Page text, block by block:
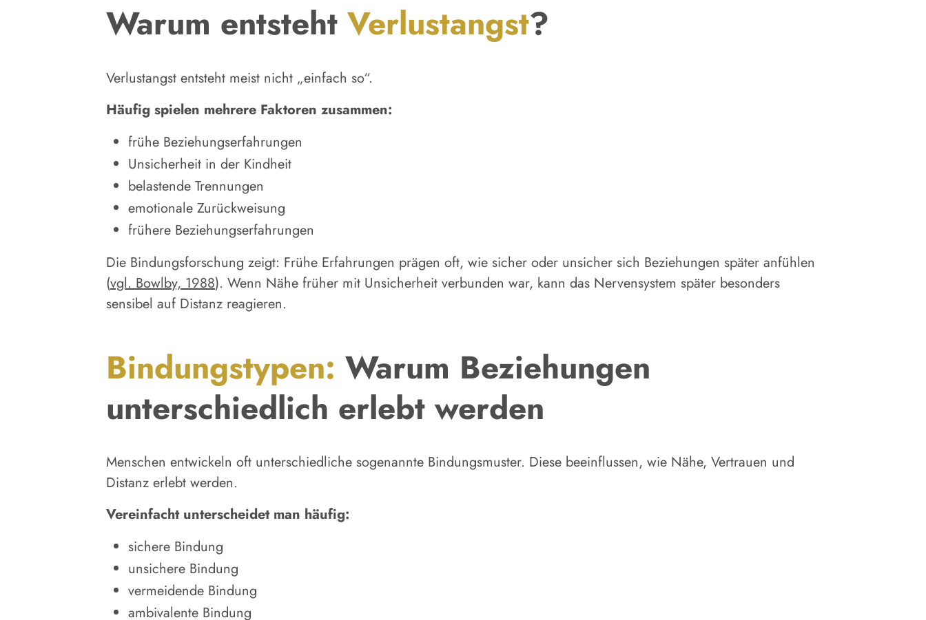
Warum entsteht Verlustangst?
Verlustangst entsteht meist nicht „einfach so“.
Häufig spielen mehrere Faktoren zusammen:
frühe Beziehungserfahrungen
Unsicherheit in der Kindheit
belastende Trennungen
emotionale Zurückweisung
frühere Beziehungserfahrungen
Die Bindungsforschung zeigt: Frühe Erfahrungen prägen oft, wie sicher oder unsicher sich Beziehungen später anfühlen
(vgl. Bowlby, 1988). Wenn Nähe früher mit Unsicherheit verbunden war, kann das Nervensystem später besonders
sensibel auf Distanz reagieren.
Bindungstypen: Warum Beziehungen
unterschiedlich erlebt werden
Menschen entwickeln oft unterschiedliche sogenannte Bindungsmuster. Diese beeinflussen, wie Nähe, Vertrauen und
Distanz erlebt werden.
Vereinfacht unterscheidet man häufig:
sichere Bindung
unsichere Bindung
vermeidende Bindung
ambivalente Bindung